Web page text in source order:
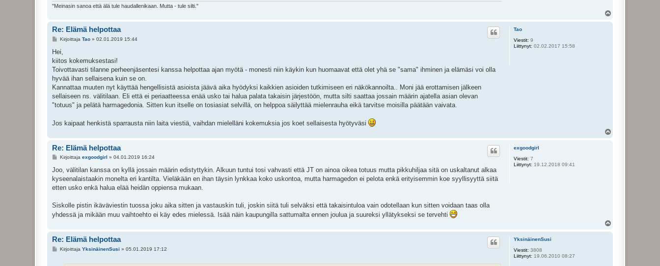
"Meinasin sanoa että älä tule haudallenikaan. Mutta - tule silti."
Tao
Viestit: 9
Liittynyt: 02.02.2017 15:58
Re: Elämä helpottaa
V
e
t
i
Kirjoittaja Tao» 02.01.2019 15:44
Hei,
kiitos kokemuksestasi!
Toivottavasti tilanne perheenjäsentesi kanssa helpottaa ajan myötä - monesti niin käykin kun huomaavat että olet yhä se "sama" ihminen ja elämäsi voi olla
hyvää ihan sellaisena kuin se on.
Kannattaa muuten nyt käyttää hengellisistä asioista jäävä aika hyödyksi kaikkien asioiden tutkimiseen eri näkökannoilta.. Moni jää erottamisen jälkeen
sellaiseen ns. välitilaan. Eli että ei periaatteessa enää usko tai halua palata takaisin järjestöön, mutta silti saattaa jossain määrin ajatella asian olevan
"totuus" ja pelätä harmagedonia. Sitten kun itselle on tosiasiat selvillä, on helppoa säilyttää mielenrauha eikä tarvitse moisilla päätään vaivata.
Jos kaipaat henkistä sparrausta niin laita viestiä, vaihdan mielelläni kokemuksia jos koet sellaisesta hyötyväsi
exgoodgirl
Viestit: 7
Liittynyt: 19.12.2018 09:41
Re: Elämä helpottaa
V
e
t
i
Kirjoittaja exgoodgirl » 04.01.2019 16:24
Joo, välitilan kanssa on kyllä jossain määrin edistyttykin. Alkuun tuntui tosi vahvasti että JT on ainoa oikea totuus mutta pikkuhiljaa sitä on uskaltanut alkaa
kyseenalaistaakin monelta eri kantilta. Vieläkään en ihan täysin lynkkaa koko uskontoa, mutta harmagedon ei pelota enkä erityisemmin koe syyllisyyttä siitä
etten usko enkä halua elää heidän oppiensa mukaan.
Siskolle pistin ikäväviestin tuossa joku aika sitten ja vastauskin tuli, joskin siitä tuli selväksi että takaisintuloa vain odotellaan kun sitten voidaan taas olla
yhdessä ja mikään muu vaihtoehto ei käy edes mielessä. Isää näin kaupungilla sattumalta ennen joulua ja suureksi yllätykseksi se tervehti
YksinäinenSusi
Viestit: 3808
Liittynyt: 19.06.2010 08:27
Re: Elämä helpottaa
VKirjoittaja YksinäinenSusi » 05.01.2019 17:12